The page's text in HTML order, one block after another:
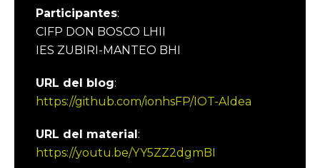
Participantes:
CIFP DON BOSCO LHII
IES ZUBIRI-MANTEO BHI
URL del blog:
https://github.com/ionhsFP/IOT-Aldea
URL del material:
https://youtu.be/YY5ZZ2dgmBI